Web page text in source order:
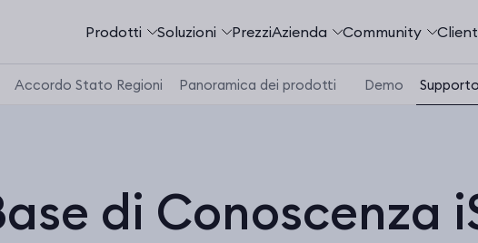
Prodotti Soluzioni PrezziAzienda Community
Accordo Stato Regioni Panoramica dei prodotti Demo Supporto
di Conoscenza